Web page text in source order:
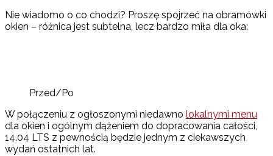
Nie wiadomo o co chodzi? Proszę spojrzeć na obramówki
okien – różnica jest subtelna, lecz bardzo miła dla oka:
Przed/Po
W połączeniu z ogłoszonymi niedawno lokalnymi menu
dla okien i ogólnym dążeniem do dopracowania całości,
14.04 LTS z pewnością będzie jednym z ciekawszych
wydań ostatnich lat.